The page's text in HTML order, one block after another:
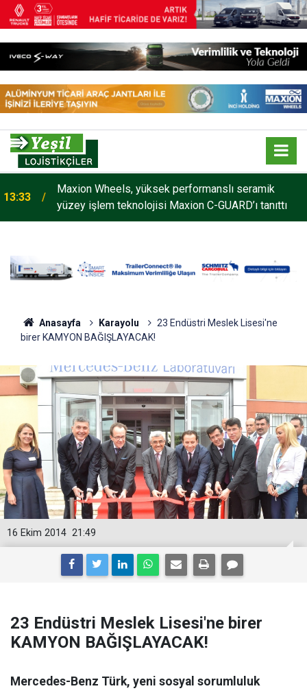
13:33
Maxion Wheels, yüksek performanslı seramik
yüzey işlem teknolojisi Maxion C-GUARD’ı tanıttı
Anasayfa Karayolu
23 Endüstri Meslek Lisesi'ne
birer KAMYON BAĞIŞLAYACAK!
21:49
16 Ekim 2014
23 Endüstri Meslek Lisesi'ne birer
KAMYON BAĞIŞLAYACAK!
Mercedes-Benz Türk, yeni sosyal sorumluluk